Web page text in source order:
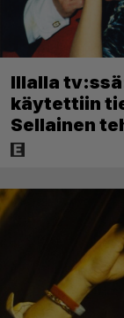
Illalla
käytettiin
Sellainen